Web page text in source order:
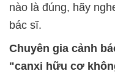
nào là đúng, hãy
bác sĩ.
Chuyên gia cảnh
"canxi hữu cơ